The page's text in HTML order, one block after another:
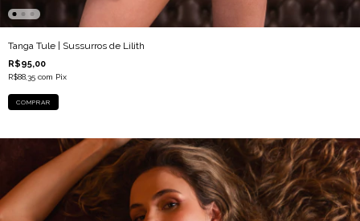
Tanga Tule | Sussurros de Lilith
R$95,00
R$88,35 com Pix
COMPRAR